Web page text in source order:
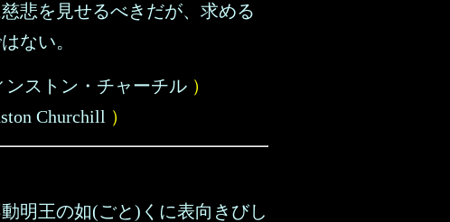
悲を見せるべきだが、求める
ない。
ンストン・チャーチル ）
Churchill ）
動明王の如(ごと)くに表向きびし